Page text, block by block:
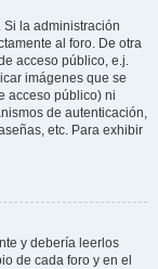
la administración
al foro. De otra
acceso público, e.j.
imágenes que se
acceso público) ni
de autenticación,
etc. Para exhibir
y debería leerlos
de cada foro y en el